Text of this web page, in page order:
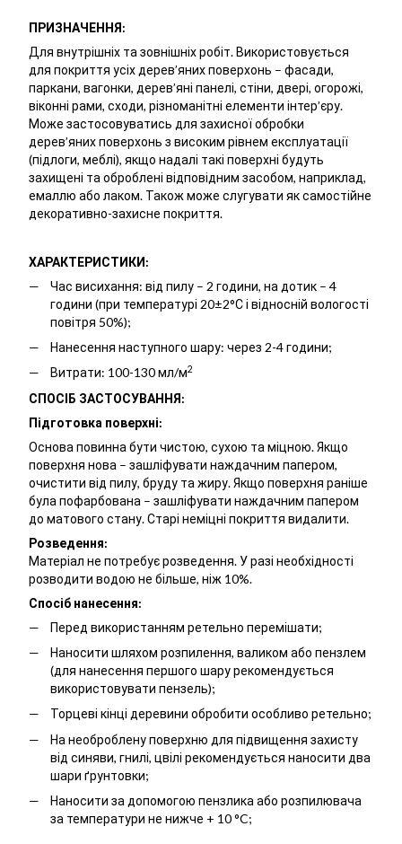
ПРИЗНАЧЕННЯ:
Для внутрішніх та зовнішніх робіт. Використовується
для покриття усіх дерев’яних поверхонь – фасади,
паркани, вагонки, дерев’яні панелі, стіни, двері, огорожі,
віконні рами, сходи, різноманітні елементи інтер’єру.
Може застосовуватись для захисної обробки
дерев’яних поверхонь з високим рівнем експлуатації
(підлоги, меблі), якщо надалі такі поверхні будуть
захищені та оброблені відповідним засобом, наприклад,
емаллю або лаком. Також може слугувати як самостійне
декоративно-захисне покриття.
ХАРАКТЕРИСТИКИ:
Час висихання: від пилу – 2 години, на дотик – 4
години (при температурі 20±2°С і відносній вологості
повітря 50%);
Нанесення наступного шару: через 2-4 години;
Витрати: 100-130 мл/м2
СПОСІБ ЗАСТОСУВАННЯ:
Підготовка поверхні:
Основа повинна бути чистою, сухою та міцною. Якщо
поверхня нова – зашліфувати наждачним папером,
очистити від пилу, бруду та жиру. Якщо поверхня раніше
була пофарбована – зашліфувати наждачним папером
до матового стану. Старі неміцні покриття видалити.
Розведення:
Матеріал не потребує розведення. У разі необхідності
розводити водою не більше, ніж 10%.
Спосіб нанесення:
Перед використанням ретельно перемішати;
Наносити шляхом розпилення, валиком або пензлем
(для нанесення першого шару рекомендується
використовувати пензель);
Торцеві кінці деревини обробити особливо ретельно;
На необроблену поверхню для підвищення захисту
від синяви, гнилі, цвілі рекомендується наносити два
шари ґрунтовки;
Наносити за допомогою пензлика або розпилювача
за температури не нижче + 10 °C;